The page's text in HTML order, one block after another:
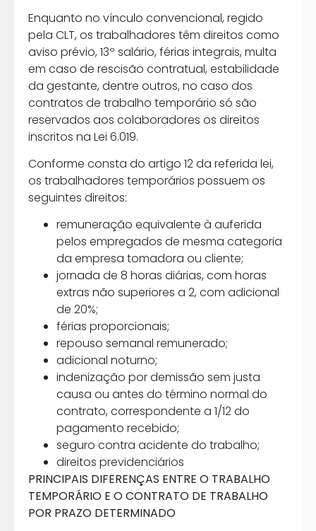
Enquanto no vínculo convencional, regido
pela CLT, os trabalhadores têm direitos como
aviso prévio, 13º salário, férias integrais, multa
em caso de rescisão contratual, estabilidade
da gestante, dentre outros, no caso dos
contratos de trabalho temporário só são
reservados aos colaboradores os direitos
inscritos na Lei 6.019.
Conforme consta do artigo 12 da referida lei,
os trabalhadores temporários possuem os
seguintes direitos:
remuneração equivalente à auferida
pelos empregados de mesma categoria
da empresa tomadora ou cliente;
jornada de 8 horas diárias, com horas
extras não superiores a 2, com adicional
de 20%;
férias proporcionais;
repouso semanal remunerado;
adicional noturno;
indenização por demissão sem justa
causa ou antes do término normal do
contrato, correspondente a 1/12 do
pagamento recebido;
seguro contra acidente do trabalho;
direitos previdenciários
PRINCIPAIS DIFERENÇAS ENTRE O TRABALHO
TEMPORÁRIO E O CONTRATO DE TRABALHO
POR PRAZO DETERMINADO